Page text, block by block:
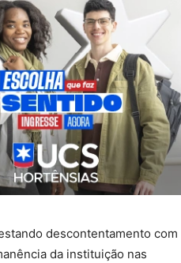
descontentamento com
da instituição nas